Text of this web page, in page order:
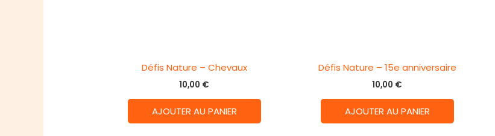
Défis Nature – Chevaux
10,00 €
AJOUTER AU PANIER
Défis Nature – 15e anniversaire
10,00 €
AJOUTER AU PANIER